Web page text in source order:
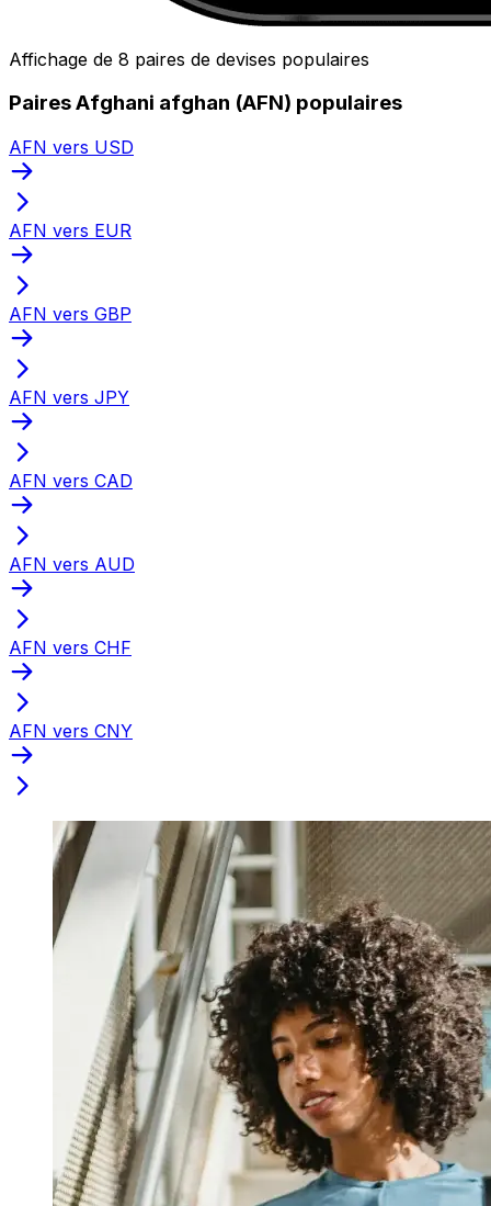
Affichage de 8 paires de devises populaires
Paires Afghani afghan (AFN) populaires
AFN vers USD
AFN vers EUR
AFN vers GBP
AFN vers JPY
AFN vers CAD
AFN vers AUD
AFN vers CHF
AFN vers CNY